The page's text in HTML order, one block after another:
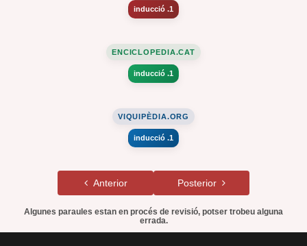
inducció .1
ENCICLOPEDIA.CAT
inducció .1
VIQUIPÈDIA.ORG
inducció .1
Anterior Posterior
Algunes paraules estan en procés de revisió, potser trobeu alguna
errada.